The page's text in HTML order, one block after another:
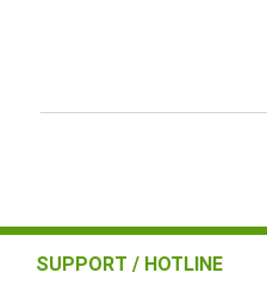
SUPPORT / HOTLINE